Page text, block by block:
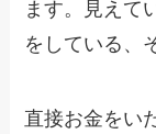
ます。見えて
をしている、
直接お金をい